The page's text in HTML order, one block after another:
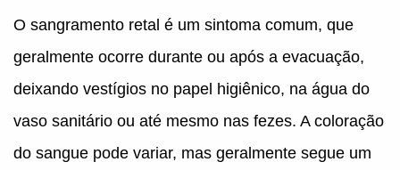
O sangramento retal é um sintoma comum, que
geralmente ocorre durante ou após a evacuação,
deixando vestígios no papel higiênico, na água do
vaso sanitário ou até mesmo nas fezes. A coloração
do sangue pode variar, mas geralmente segue um